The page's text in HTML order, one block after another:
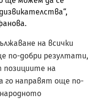
на всички
по-добри резултати,
позициите на
го направят още по-